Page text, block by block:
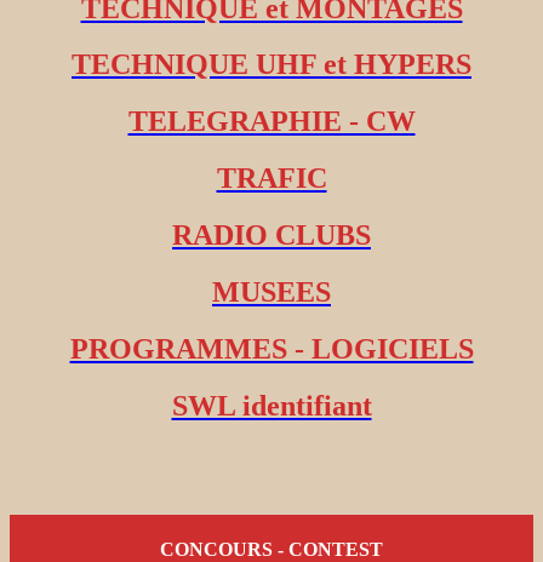
TECHNIQUE et MONTAGES
TECHNIQUE UHF et HYPERS
TELEGRAPHIE - CW
TRAFIC
RADIO CLUBS
MUSEES
PROGRAMMES - LOGICIELS
SWL identifiant
CONCOURS - CONTEST